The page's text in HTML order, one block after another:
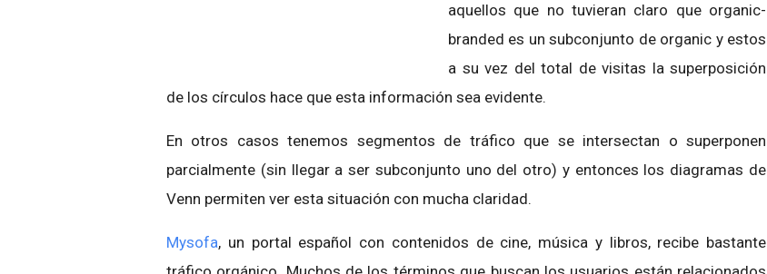
aquellos que no tuvieran claro que organic-
branded es un subconjunto de organic y estos
a su vez del total de visitas la superposición
de los círculos hace que esta información sea evidente.
En otros casos tenemos segmentos de tráfico que se intersectan o superponen
parcialmente (sin llegar a ser subconjunto uno del otro) y entonces los diagramas de
Venn permiten ver esta situación con mucha claridad.
Mysofa, un portal español con contenidos de cine, música y libros, recibe bastante